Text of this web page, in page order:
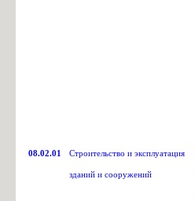
08.02.01 Строительство и эксплуатация
зданий и сооружений